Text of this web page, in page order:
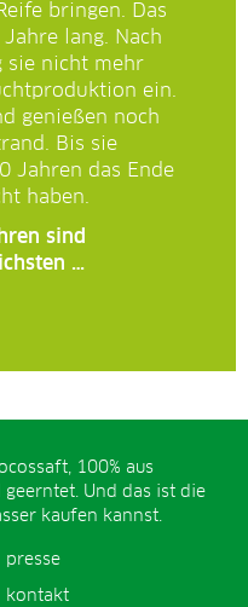
bringen. Das
lang. Nach
sie nicht mehr
ein.
genießen noch
Bis sie
Jahren das Ende
haben.
sind
…
100% aus
geerntet. Und das ist die
kaufen kannst.
presse
kontakt